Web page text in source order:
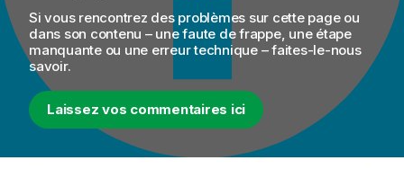
Si vous rencontrez des problèmes sur cette page ou
dans son contenu – une faute de frappe, une étape
manquante ou une erreur technique – faites-le-nous
savoir.
Laissez vos commentaires ici